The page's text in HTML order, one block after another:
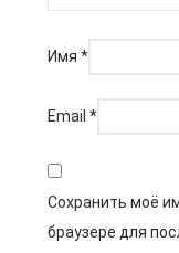
Имя *
Email *
Сохранить моё
браузере для